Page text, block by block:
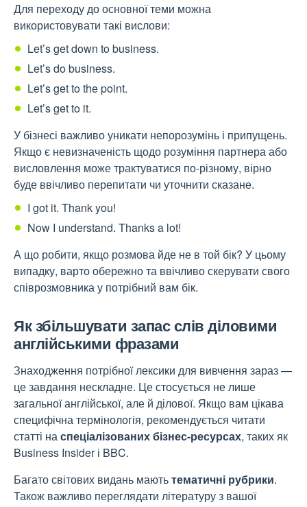
Для переходу до основної теми можна
використовувати такі вислови:
Let’s get down to business.
Let’s do business.
Let’s get to the point.
Let’s get to it.
У бізнесі важливо уникати непорозумінь і припущень.
Якщо є невизначеність щодо розуміння партнера або
висловлення може трактуватися по-різному, вірно
буде ввічливо перепитати чи уточнити сказане.
I got it. Thank you!
Now I understand. Thanks a lot!
А що робити, якщо розмова йде не в той бік? У цьому
випадку, варто обережно та ввічливо скерувати свого
співрозмовника у потрібний вам бік.
Як збільшувати запас слів діловими
англійськими фразами
Знаходження потрібної лексики для вивчення зараз —
це завдання нескладне. Це стосується не лише
загальної англійської, але й ділової. Якщо вам цікава
специфічна термінологія, рекомендується читати
статті наспеціалізованих бізнес-ресурсах, таких як
Business Insider і BBC.
Багато світових видань маютьтематичні рубрики.
Також важливо переглядати літературу з вашої